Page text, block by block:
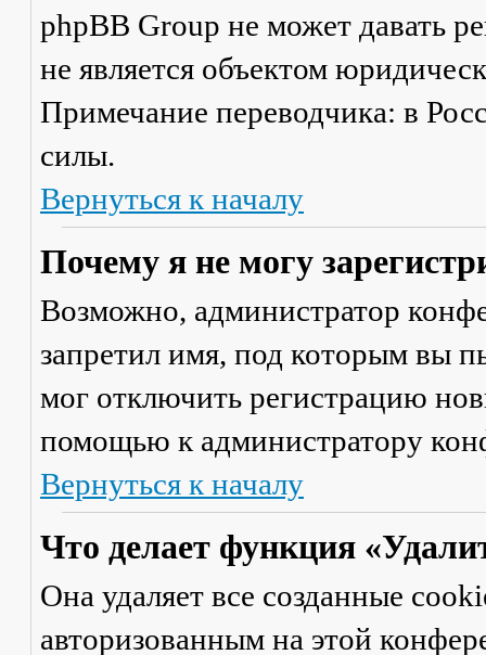
phpBB Group не может давать
не является объектом
Примечание переводчика: в
силы.
Вернуться к началу
Почему я не могу
Возможно, администратор
запретил имя, под которым вы
мог отключить регистрацию
помощью к администратору
Вернуться к началу
Что делает функция
Она удаляет все созданные
авторизованным на этой